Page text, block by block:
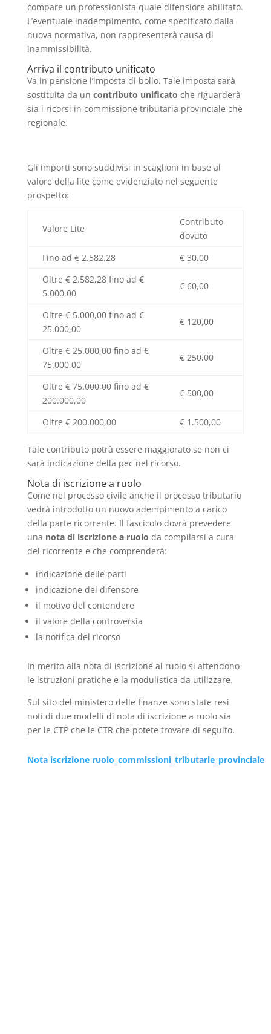
compare un professionista quale difensiore abilitato.
L’eventuale inadempimento, come specificato dalla
nuova normativa, non rappresenterà causa di
inammissibilità.
Arriva il contributo unificato
Va in pensione l’imposta di bollo. Tale imposta sarà
sostituita da un contributo unificato che riguarderà
sia i ricorsi in commissione tributaria provinciale che
regionale.
Gli importi sono suddivisi in scaglioni in base al
valore della lite come evidenziato nel seguente
prospetto:
Valore Lite
Contributo
dovuto
Fino ad € 2.582,28
€ 30,00
Oltre € 2.582,28 fino ad €
5.000,00
€ 60,00
Oltre € 5.000,00 fino ad €
25.000,00
€ 120,00
Oltre € 25.000,00 fino ad €
75.000,00
€ 250,00
Oltre € 75.000,00 fino ad €
200.000,00
€ 500,00
Oltre € 200.000,00 € 1.500,00
Tale contributo potrà essere maggiorato se non ci
sarà indicazione della pec nel ricorso.
Nota di iscrizione a ruolo
Come nel processo civile anche il processo tributario
vedrà introdotto un nuovo adempimento a carico
della parte ricorrente. Il fascicolo dovrà prevedere
una nota di iscrizione a ruolo da compilarsi a cura
del ricorrente e che comprenderà:
indicazione delle parti
indicazione del difensore
il motivo del contendere
il valore della controversia
la notifica del ricorso
In merito alla nota di iscrizione al ruolo si attendono
le istruzioni pratiche e la modulistica da utilizzare.
Sul sito del ministero delle finanze sono state resi
noti di due modelli di nota di iscrizione a ruolo sia
per le CTP che le CTR che potete trovare di seguito.
Nota iscrizione ruolo_commissioni_tributarie_provinciale